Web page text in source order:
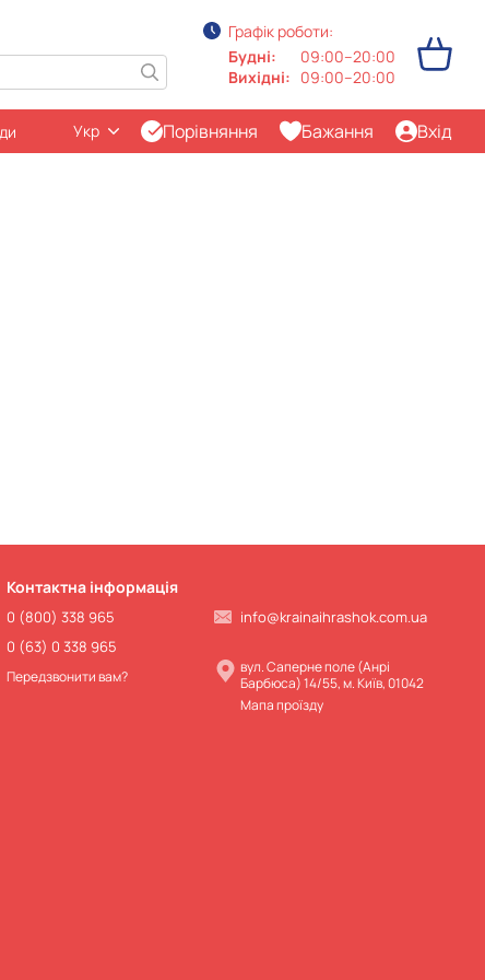
Графік роботи:
Будні:
09:00–20:00
Вихідні: 09:00–20:00
Укр Порівняння Бажання Вхід
Контактна інформація
0 (800) 338 965
0 (63) 0 338 965
Передзвонити вам?
info@krainaihrashok.com.ua
вул. Саперне поле (Анрі
Барбюса) 14/55, м. Київ, 01042
Мапа проїзду